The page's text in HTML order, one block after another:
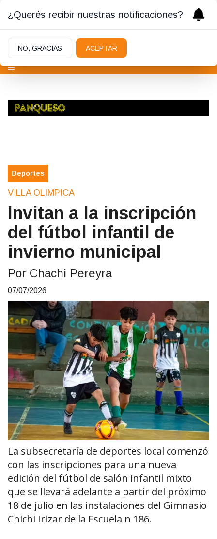
Deportes
VILLA OLIMPICA
Invitan a la inscripción
del fútbol infantil de
invierno municipal
Por Chachi Pereyra
07/07/2026
La subsecretaría de deportes local comenzó
con las inscripciones para una nueva
edición del fútbol de salón infantil mixto
que se llevará adelante a partir del próximo
18 de julio en las instalaciones del Gimnasio
Chichi Irizar de la Escuela n 186.
¿Querés recibir nuestras notificaciones?
NO, GRACIAS ACEPTAR